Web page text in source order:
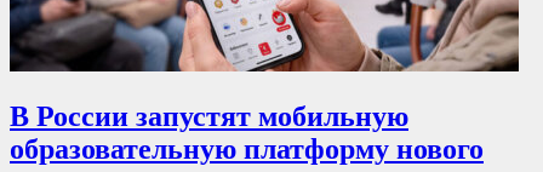
В России запустят мобильную
образовательную платформу нового